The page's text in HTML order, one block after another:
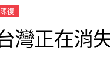
陳復
灣正在消